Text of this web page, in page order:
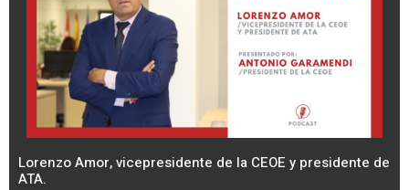
Lorenzo Amor, vicepresidente de la CEOE y presidente de
ATA.